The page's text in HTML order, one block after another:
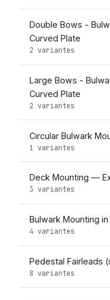
Double Bows -
Curved Plate
2 variantes
Large Bows -
Curved Plate
2 variantes
Circular Bulwark
1 variantes
Deck Mounting —
3 variantes
Bulwark Mounting
4 variantes
Pedestal Fairleads
8 variantes